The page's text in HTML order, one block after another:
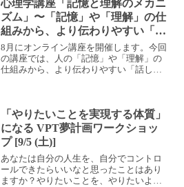
違いしていたことが後...
心理学講座「記憶と理解のメカニ
ズム」〜「記憶」や「理解」の仕
組みから、より伝わりやすい「話
し方」を導き出す〜
8月にオンライン講座を開催します。今回
の講座では、人の「記憶」や「理解」の
仕組みから、より伝わりやすい「話し
することがある人にとって効...
「やりたいことを実現する体質」
になる VPT夢計画ワークショッ
プ [9/5 (土)]
あなたは自分の人生を、自分でコントロ
ールできたらいいなと思ったことはあり
ますか？やりたいことを、やりたいよう